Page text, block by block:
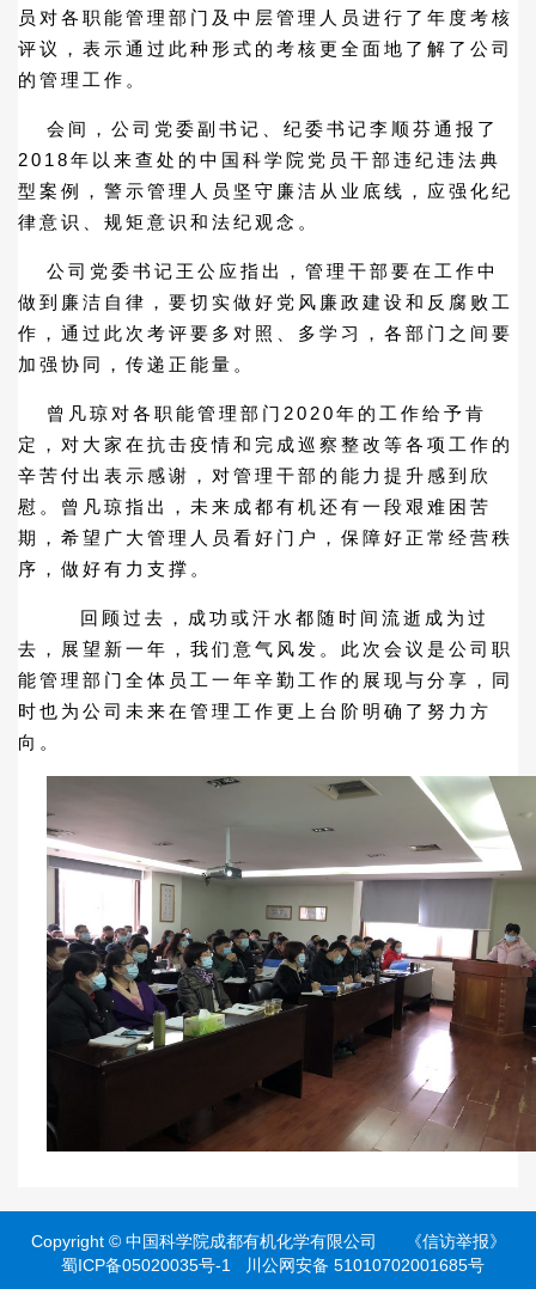
员对各职能管理部门及中层管理人员进行了年度考核
评议，表示通过此种形式的考核更全面地了解了公司
的管理工作。
会间，公司党委副书记、纪委书记李顺芬通报了
2018年以来查处的中国科学院党员干部违纪违法典
型案例，警示管理人员坚守廉洁从业底线，应强化纪
律意识、规矩意识和法纪观念。
公司党委书记王公应指出，管理干部要在工作中
做到廉洁自律，要切实做好党风廉政建设和反腐败工
作，通过此次考评要多对照、多学习，各部门之间要
加强协同，传递正能量。
曾凡琼对各职能管理部门2020年的工作给予肯
定，对大家在抗击疫情和完成巡察整改等各项工作的
辛苦付出表示感谢，对管理干部的能力提升感到欣
慰。曾凡琼指出，未来成都有机还有一段艰难困苦
期，希望广大管理人员看好门户，保障好正常经营秩
序，做好有力支撑。
回顾过去，成功或汗水都随时间流逝成为过
去，展望新一年，我们意气风发。此次会议是公司职
能管理部门全体员工一年辛勤工作的展现与分享，同
时也为公司未来在管理工作更上台阶明确了努力方
向。
Copyright © 中国科学院成都有机化学有限公司
《信访举报》
蜀ICP备05020035号-1
川公网安备 51010702001685号